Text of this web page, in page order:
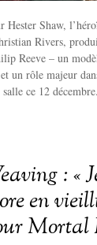
Hester Shaw,
Rivers,
Reeve – un
un rôle majeur
ce 12 décembre.
: «
en
Mortal